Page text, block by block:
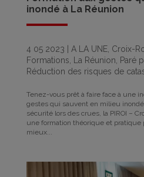
inondé à La Réunion
4 05 2023 A LA UNE, Croix-
Formations
La Réunion Paré
Réduction des risques de
Tenez-vous prêt à faire face à une
gestes qui sauvent en milieu
sécurité lors des crues, la PIROI –
une formation théorique et pratique
mieux...